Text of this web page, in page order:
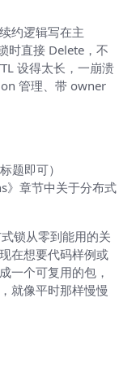
约逻辑写在主
时直接 Delete，不
设得太长，一崩溃
管理、带 owner
题即可）
》章节中关于分布式
锁从零到能用的关
在想要代码样例或
一个可复用的包，
就像平时那样慢慢